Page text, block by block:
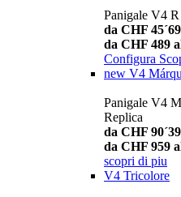
Panigale V4 R
da CHF
da CHF 489
Configura
new V4
Panigale V4
Replica
da CHF
da CHF 959
scopri di piu
V4 Tricolore